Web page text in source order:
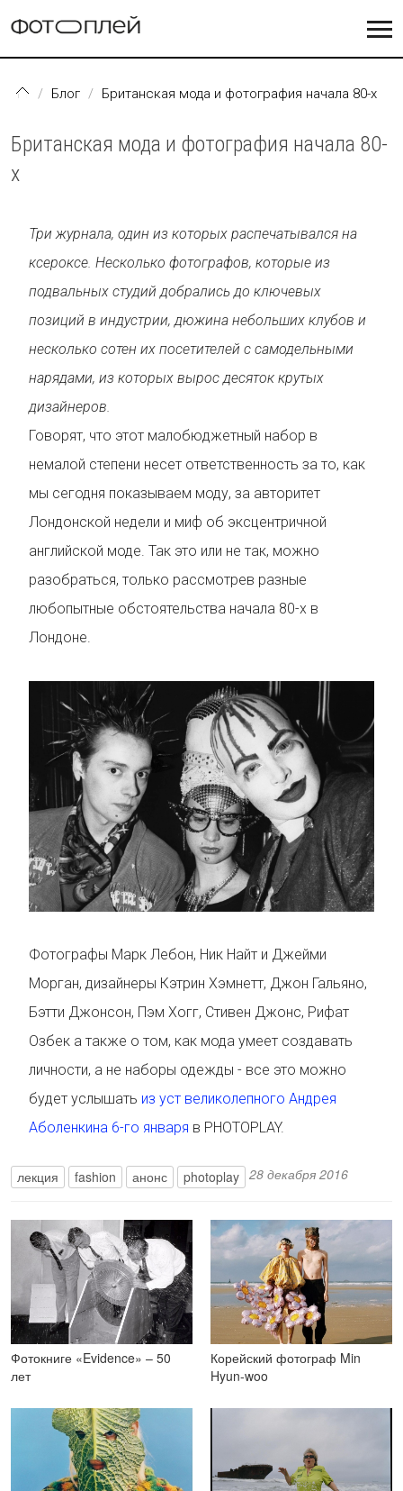
Блог Британская мода и фотография начала 80-х
Британская мода и фотография начала 80-
х
Три журнала, один из которых распечатывался на
ксероксе. Несколько фотографов, которые из
подвальных студий добрались до ключевых
позиций в индустрии, дюжина небольших клубов и
несколько сотен их посетителей с самодельными
нарядами, из которых вырос десяток крутых
дизайнеров.
Говорят, что этот малобюджетный набор в
немалой степени несет ответственность за то, как
мы сегодня показываем моду, за авторитет
Лондонской недели и миф об эксцентричной
английской моде. Так это или не так, можно
разобраться, только рассмотрев разные
любопытные обстоятельства начала 80-х в
Лондоне.
Фотографы Марк Лебон, Ник Найт и Джейми
Морган, дизайнеры Кэтрин Хэмнетт, Джон Гальяно,
Бэтти Джонсон, Пэм Хогг, Стивен Джонс, Рифат
Озбек а также о том, как мода умеет создавать
личности, а не наборы одежды - все это можно
будет услышать из уст великолепного Андрея
Аболенкина 6-го января в PHOTOPLAY.
лекция fashion анонс photoplay 28 декабря 2016
Фотокниге «Evidence» – 50
лет
Корейский фотограф Min
Hyun-woo